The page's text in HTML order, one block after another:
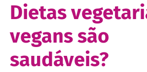
Dietas
vegans são
saudáveis?